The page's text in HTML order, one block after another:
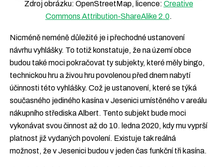
Zdroj obrázku: OpenStreetMap, licence: Creative
Commons Attribution-ShareAlike 2.0.
Nicméně neméně důležité je i přechodné ustanovení
návrhu vyhlášky. To totiž konstatuje, že na území obce
budou také moci pokračovat ty subjekty, které měly bingo,
technickou hru a živou hru povolenou před dnem nabytí
účinnosti této vyhlášky. Což je ustanovení, které se týká
současného jediného kasína v Jesenici umístěného v areálu
nákupního střediska Albert. Tento subjekt bude moci
vykonávat svou činnost až do 10. ledna 2020, kdy mu vyprší
platnost již vydaných povolení. Existuje tak reálná
možnost, že v Jesenici budou v jeden čas funkční tři kasína.